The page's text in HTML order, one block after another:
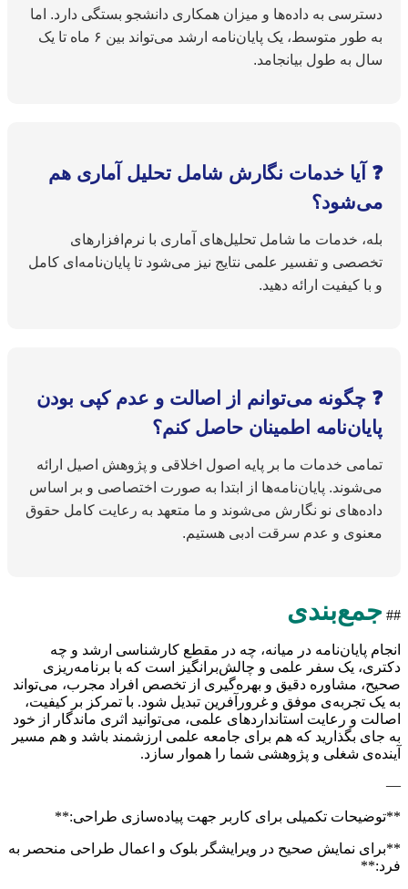
دسترسی به داده‌ها و میزان همکاری دانشجو بستگی دارد. اما
به طور متوسط، یک پایان‌نامه ارشد می‌تواند بین ۶ ماه تا یک
سال به طول بیانجامد.
❓ آیا خدمات نگارش شامل تحلیل آماری هم
می‌شود؟
بله، خدمات ما شامل تحلیل‌های آماری با نرم‌افزارهای
تخصصی و تفسیر علمی نتایج نیز می‌شود تا پایان‌نامه‌ای کامل
و با کیفیت ارائه دهید.
❓ چگونه می‌توانم از اصالت و عدم کپی بودن
پایان‌نامه اطمینان حاصل کنم؟
تمامی خدمات ما بر پایه اصول اخلاقی و پژوهش اصیل ارائه
می‌شوند. پایان‌نامه‌ها از ابتدا به صورت اختصاصی و بر اساس
داده‌های نو نگارش می‌شوند و ما متعهد به رعایت کامل حقوق
معنوی و عدم سرقت ادبی هستیم.
## جمع‌بندی
انجام پایان‌نامه در میانه، چه در مقطع کارشناسی ارشد و چه
دکتری، یک سفر علمی و چالش‌برانگیز است که با برنامه‌ریزی
صحیح، مشاوره دقیق و بهره‌گیری از تخصص افراد مجرب، می‌تواند
به یک تجربه‌ی موفق و غرورآفرین تبدیل شود. با تمرکز بر کیفیت،
اصالت و رعایت استانداردهای علمی، می‌توانید اثری ماندگار از خود
به جای بگذارید که هم برای جامعه علمی ارزشمند باشد و هم مسیر
آینده‌ی شغلی و پژوهشی شما را هموار سازد.
—
**توضیحات تکمیلی برای کاربر جهت پیاده‌سازی طراحی:**
**برای نمایش صحیح در ویرایشگر بلوک و اعمال طراحی منحصر به
فرد:**